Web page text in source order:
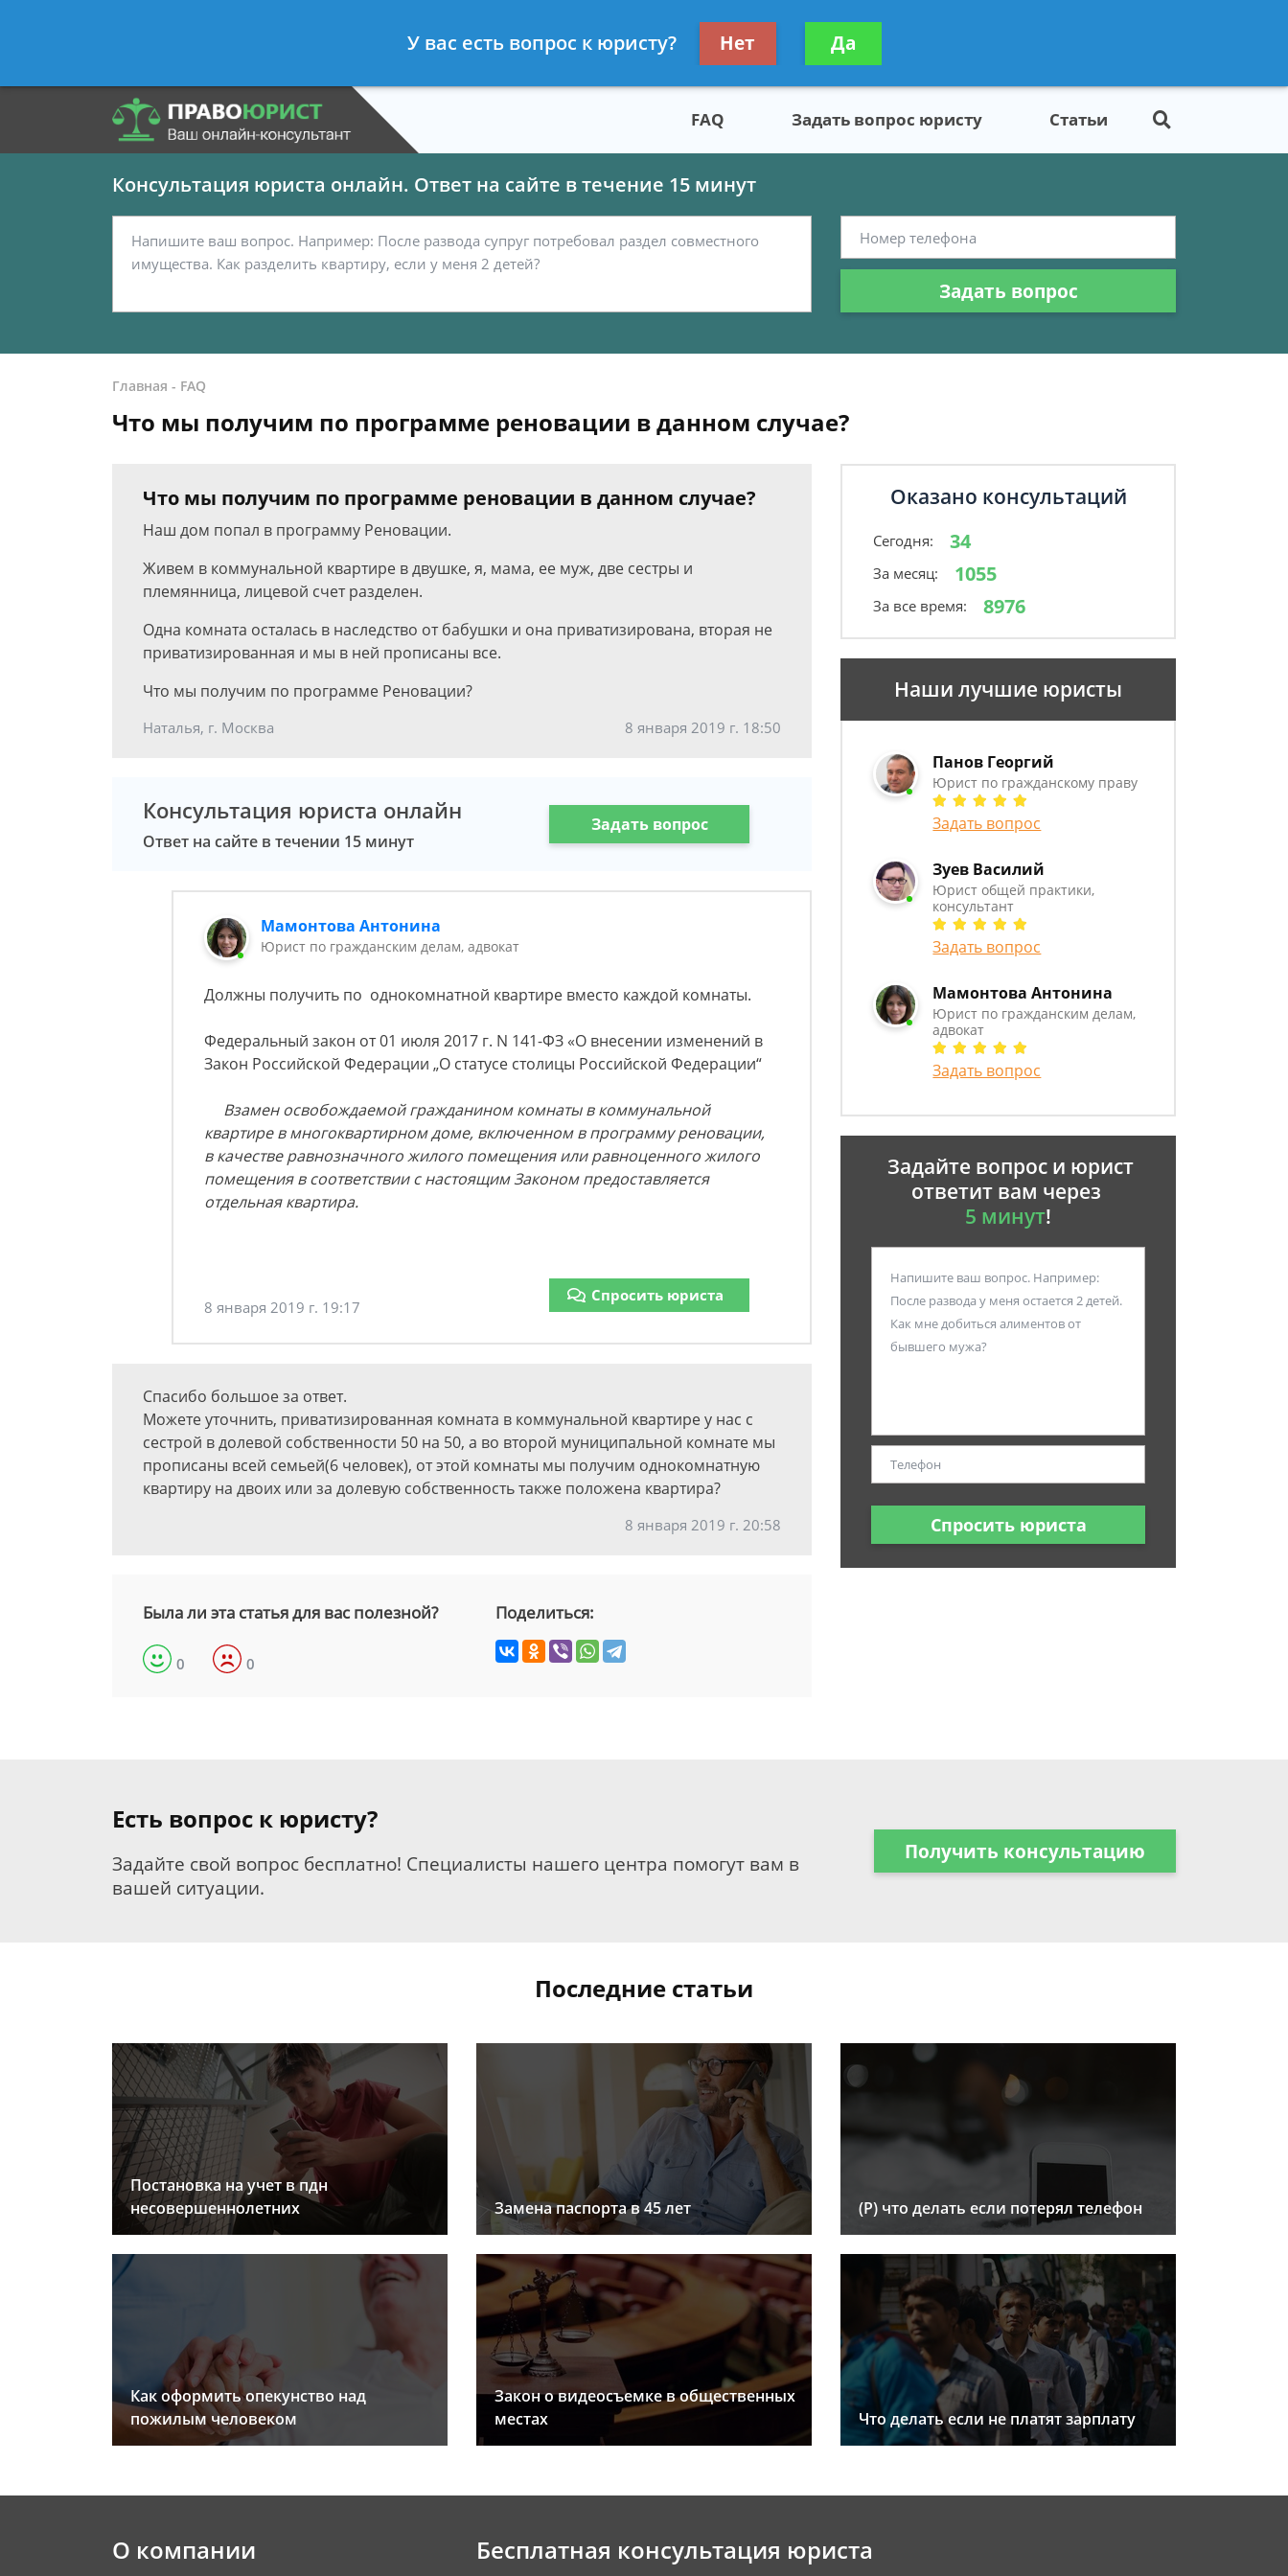
- Юрист по гражданскому праву
Получите консультацию
бесплатно
FAQ Задать вопрос юристу Статьи
Консультация юриста онлайн. Ответ на сайте в течение 15 минут
Задать вопрос
Главная - FAQ
Что мы получим по программе реновации в данном случае?
Что мы получим по программе реновации в данном случае?
Наш дом попал в программу Реновации.
Живем в коммунальной квартире в двушке, я, мама, ее муж, две сестры и
племянница, лицевой счет разделен.
Одна комната осталась в наследство от бабушки и она приватизирована, вторая не
приватизированная и мы в ней прописаны все.
Что мы получим по программе Реновации?
Наталья, г. Москва 8 января 2019 г. 18:50
Консультация юриста онлайн
Ответ на сайте в течении 15 минут
Задать вопрос
Мамонтова Антонина
Юрист по гражданским делам, адвокат
Должны получить по однокомнатной квартире вместо каждой комнаты.
Федеральный закон от 01 июля 2017 г. N 141-ФЗ «О внесении изменений в
Закон Российской Федерации „О статусе столицы Российской Федерации“
Взамен освобождаемой гражданином комнаты в коммунальной
квартире в многоквартирном доме, включенном в программу реновации,
в качестве равнозначного жилого помещения или равноценного жилого
помещения в соответствии с настоящим Законом предоставляется
отдельная квартира.
8 января 2019 г. 19:17
Спросить юриста
Спасибо большое за ответ.
Можете уточнить, приватизированная комната в коммунальной квартире у нас с
сестрой в долевой собственности 50 на 50, а во второй муниципальной комнате мы
прописаны всей семьей(6 человек), от этой комнаты мы получим однокомнатную
квартиру на двоих или за долевую собственность также положена квартира?
8 января 2019 г. 20:58
Была ли эта статья для вас полезной?
0 0
Поделиться:
Оказано консультаций
Сегодня: 34
За месяц: 1055
За все время: 8976
Наши лучшие юристы
Панов Георгий
Юрист по гражданскому праву
Задать вопрос
Зуев Василий
Юрист общей практики,
консультант
Задать вопрос
Мамонтова Антонина
Юрист по гражданским делам,
адвокат
Задать вопрос
Задайте вопрос и юрист
ответит вам через
5 минут!
Спросить юриста
Есть вопрос к юристу?
Задайте свой вопрос бесплатно! Специалисты нашего центра помогут вам в
вашей ситуации.
Получить консультацию
Последние статьи
Постановка на учет в пдн
несовершеннолетних
Замена паспорта в 45 лет (Р) что делать если потерял телефон
Как оформить опекунство над
пожилым человеком
Закон о видеосъемке в общественных
местах
Что делать если не платят зарплату
О компании Бесплатная консультация юриста
У вас есть вопрос к юристу? Нет Да